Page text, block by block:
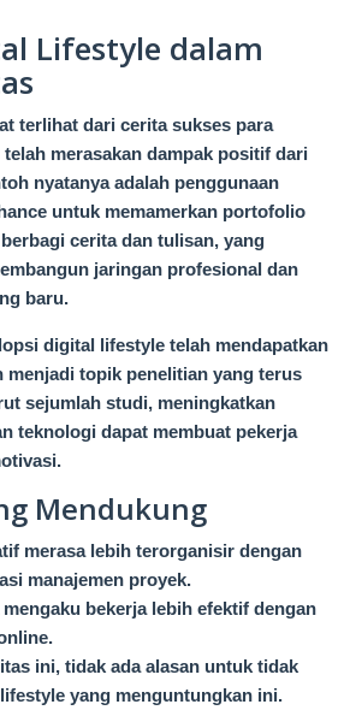
Lifestyle dalam
terlihat dari cerita sukses para
merasakan dampak positif dari
nyatanya adalah penggunaan
untuk memamerkan portofolio
cerita dan tulisan, yang
jaringan profesional dan
baru.
digital lifestyle telah mendapatkan
menjadi topik penelitian yang terus
sejumlah studi, meningkatkan
teknologi dapat membuat pekerja
Mendukung
merasa lebih terorganisir dengan
manajemen proyek.
mengaku bekerja lebih efektif dengan
ini, tidak ada alasan untuk tidak
yang menguntungkan ini.